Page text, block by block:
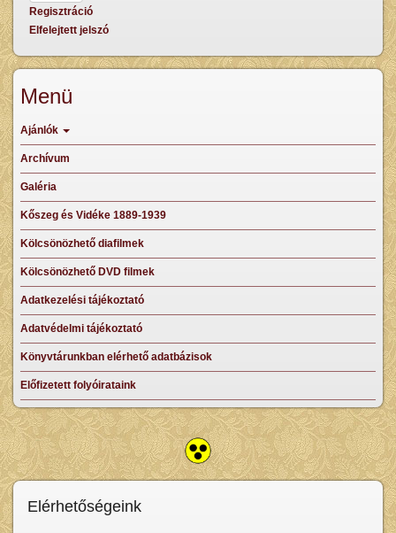
Regisztráció
Elfelejtett jelszó
Menü
Ajánlók
Archívum
Galéria
Kőszeg és Vidéke 1889-1939
Kölcsönözhető diafilmek
Kölcsönözhető DVD filmek
Adatkezelési tájékoztató
Adatvédelmi tájékoztató
Könyvtárunkban elérhető adatbázisok
Előfizetett folyóirataink
Elérhetőségeink